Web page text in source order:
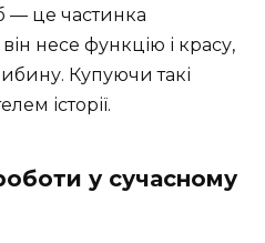
— це частинка
несе функцію і красу,
Купуючи такі
історії.
у сучасному